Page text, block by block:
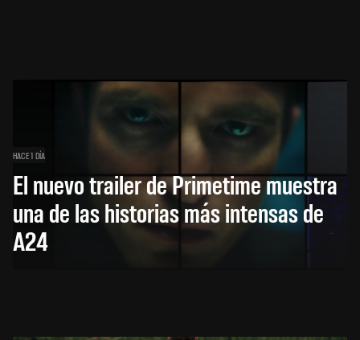
HACE 1 DÍA
El nuevo trailer de Primetime muestra
una de las historias más intensas de
A24